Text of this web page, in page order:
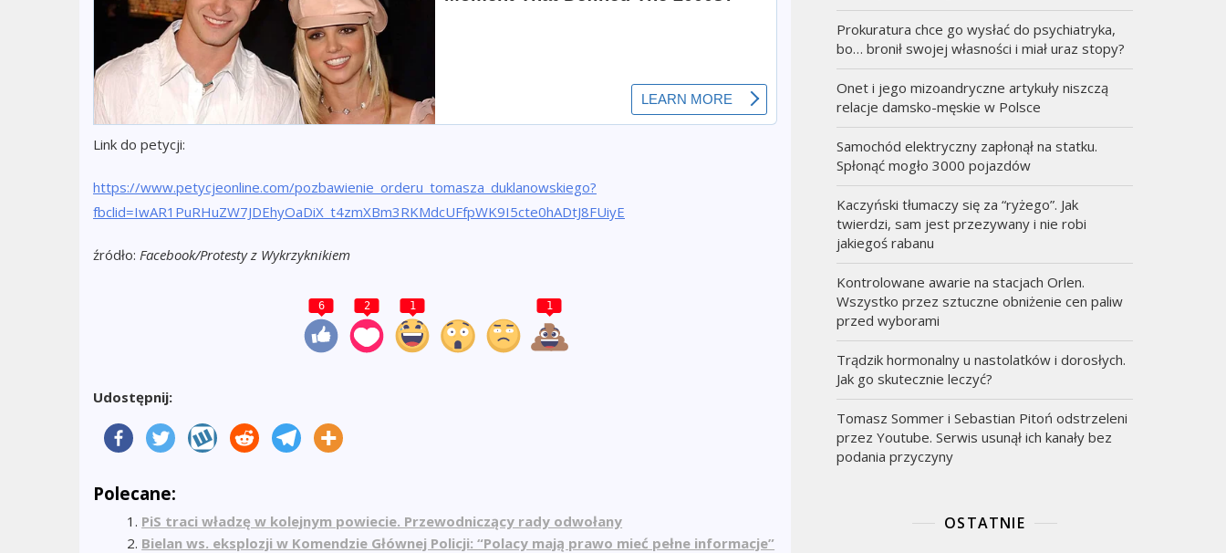
Link do petycji:
https://www.petycjeonline.com/pozbawienie_orderu_tomasza_duklanowskiego?
fbclid=IwAR1PuRHuZW7JDEhyOaDiX_t4zmXBm3RKMdcUFfpWK9I5cte0hADtJ8FUiyE
źródło: Facebook/Protesty z Wykrzyknikiem
6 2 1 1
Udostępnij:
Polecane:
PiS traci władzę w kolejnym powiecie. Przewodniczący rady odwołany
Bielan ws. eksplozji w Komendzie Głównej Policji: “Polacy mają prawo mieć pełne informacje”
Prokuratura chce go wysłać do psychiatryka,
bo… bronił swojej własności i miał uraz stopy?
Onet i jego mizoandryczne artykuły niszczą
relacje damsko-męskie w Polsce
Samochód elektryczny zapłonął na statku.
Spłonąć mogło 3000 pojazdów
Kaczyński tłumaczy się za “ryżego”. Jak
twierdzi, sam jest przezywany i nie robi
jakiegoś rabanu
Kontrolowane awarie na stacjach Orlen.
Wszystko przez sztuczne obniżenie cen paliw
przed wyborami
Trądzik hormonalny u nastolatków i dorosłych.
Jak go skutecznie leczyć?
Tomasz Sommer i Sebastian Pitoń odstrzeleni
przez Youtube. Serwis usunął ich kanały bez
podania przyczyny
OSTATNIE